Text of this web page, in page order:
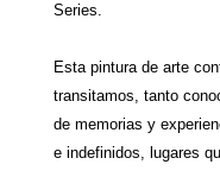
Series.
Esta pintura de arte
transitamos, tanto
de memorias y
e indefinidos, lugares